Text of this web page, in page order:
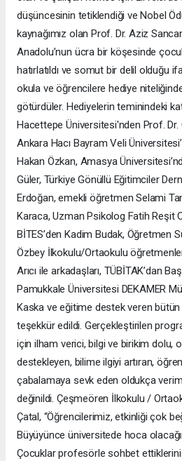
düşüncesinin tetiklendiği ve Nobel
kaynağımız olan Prof. Dr. Aziz
Anadolu’nun ücra bir köşesinde
hatırlatıldı ve somut bir delil olduğu
okula ve öğrencilere hediye
götürdüler. Hediyelerin teminindeki
Hacettepe Üniversitesi'nden Prof. Dr.
Ankara Hacı Bayram Veli
Hakan Özkan, Amasya
Güler, Türkiye Gönüllü Eğitimciler
Erdoğan, emekli öğretmen Selami
Karaca, Uzman Psikolog Fatih Reşit
BİTES’den Kadim Budak, Öğretmen
Özbey İlkokulu/Ortaokulu
Arıcı ile arkadaşları, TÜBİTAK’dan
Pamukkale Üniversitesi DEKAMER
Kaska ve eğitime destek veren bütün
teşekkür edildi. Gerçekleştirilen
için ilham verici, bilgi ve birikim dolu,
destekleyen, bilime ilgiyi artıran,
çabalamaya sevk eden oldukça
değinildi. Çeşmeören İlkokulu /
Çatal, “Öğrencilerimiz, etkinliği çok
Büyüyünce üniversitede hoca
Çocuklar profesörle sohbet